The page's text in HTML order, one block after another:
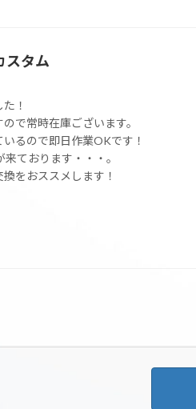
タム
！
で常時在庫ございます。
るので即日作業OKです！
ております・・・。
をおススメします！